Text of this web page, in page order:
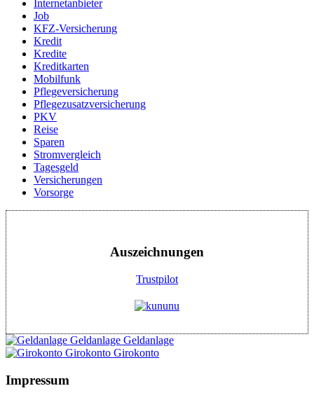
Internetanbieter
Job
KFZ-Versicherung
Kredit
Kredite
Kreditkarten
Mobilfunk
Pflegeversicherung
Pflegezusatzversicherung
PKV
Reise
Sparen
Stromvergleich
Tagesgeld
Versicherungen
Vorsorge
Auszeichnungen
Trustpilot
Geldanlage Geldanlage
Girokonto Girokonto
Impressum